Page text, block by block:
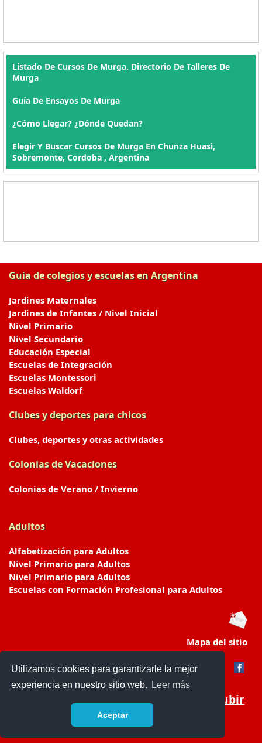
Utilizamos cookies para garantizarle la mejor
experiencia en nuestro sitio web.
Leer más
Aceptar
Listado De Cursos De Murga. Directorio De Talleres De
Murga
Guía De Ensayos De Murga
¿Cómo Llegar? ¿Dónde Quedan?
Elegir Y Buscar Cursos De Murga En Chunza Huasi,
Sobremonte, Cordoba , Argentina
Guia de colegios y escuelas en Argentina
Jardines Maternales
Jardines de Infantes / Nivel Inicial
Nivel Primario
Nivel Secundario
Educación Especial
Escuelas de Integración
Escuelas Montessori
Escuelas Waldorf
Clubes y deportes para chicos
Clubes, deportes y otras actividades
Colonias de Vacaciones
Colonias de Verano / Invierno
Adultos
Alfabetización para Adultos
Nivel Primario para Adultos
Nivel Primario para Adultos
Escuelas con Formación Profesional para Adultos
Mapa del sitio
Subir